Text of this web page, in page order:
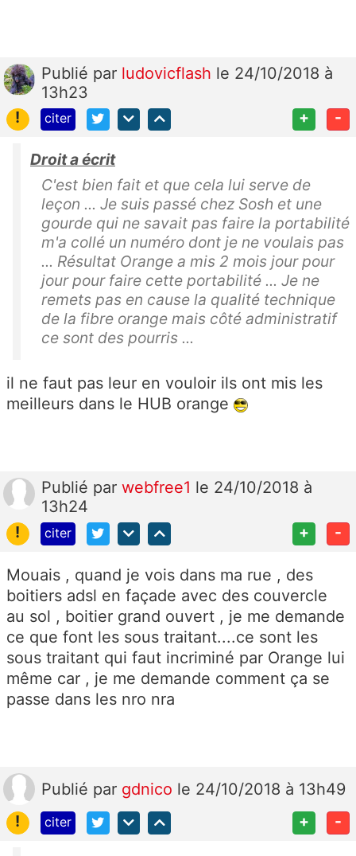
Publié par ludovicflash le 24/10/2018 à
13h23
!
citer + -
Droit a écrit
C'est bien fait et que cela lui serve de
leçon ... Je suis passé chez Sosh et une
gourde qui ne savait pas faire la portabilité
m'a collé un numéro dont je ne voulais pas
... Résultat Orange a mis 2 mois jour pour
jour pour faire cette portabilité ... Je ne
remets pas en cause la qualité technique
de la fibre orange mais côté administratif
ce sont des pourris ...
il ne faut pas leur en vouloir ils ont mis les
meilleurs dans le HUB orange
Publié par webfree1 le 24/10/2018 à
13h24
!
citer + -
Mouais , quand je vois dans ma rue , des
boitiers adsl en façade avec des couvercle
au sol , boitier grand ouvert , je me demande
ce que font les sous traitant....ce sont les
sous traitant qui faut incriminé par Orange lui
même car , je me demande comment ça se
passe dans les nro nra
Publié par gdnico le 24/10/2018 à 13h49
!
citer + -